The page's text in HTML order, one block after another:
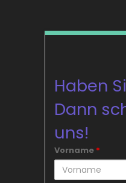
Haben
Dann
uns!
Vorname *